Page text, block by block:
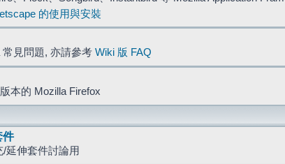
的使用與安裝
見問題, 亦請參考 Wiki 版 FAQ
本的 Mozilla Firefox
件
延伸套件討論用